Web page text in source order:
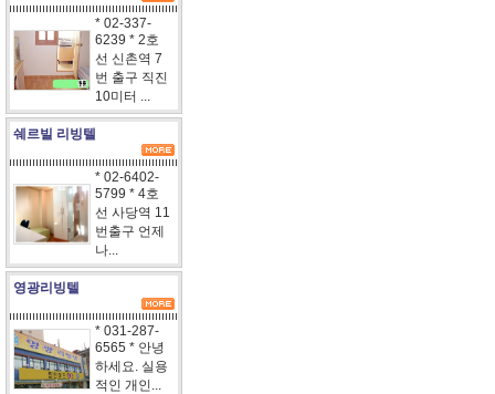
* 02-337-
6239 * 2호
선 신촌역 7
번 출구 직진
10미터 ...
쉐르빌 리빙텔
* 02-6402-
5799 * 4호
선 사당역 11
번출구 언제
나...
영광리빙텔
* 031-287-
6565 * 안녕
하세요. 실용
적인 개인...